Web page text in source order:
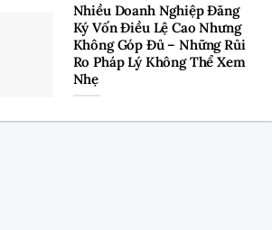
Nhiều Doanh Nghiệp Đăng
Ký Vốn Điều Lệ Cao Nhưng
Không Góp Đủ – Những Rủi
Ro Pháp Lý Không Thể Xem
Nhẹ